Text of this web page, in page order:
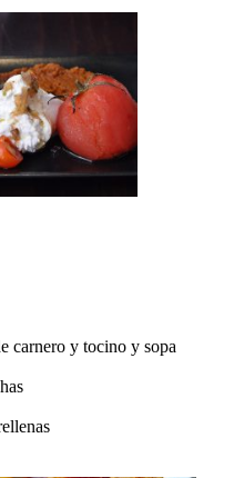
carnero y tocino y sopa